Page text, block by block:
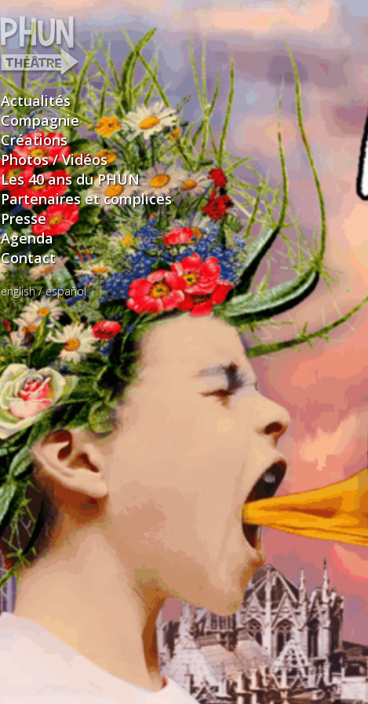
Actualités
Compagnie
Créations
Photos / Vidéos
Les 40 ans du PHUN
Partenaires et complices
Presse
Agenda
Contact
english/español